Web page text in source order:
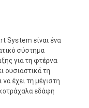
System είναι ένα
σύστημα
για τη φτέρνα.
ουσιαστικά τη
έχει τη μέγιστη
εδάφη